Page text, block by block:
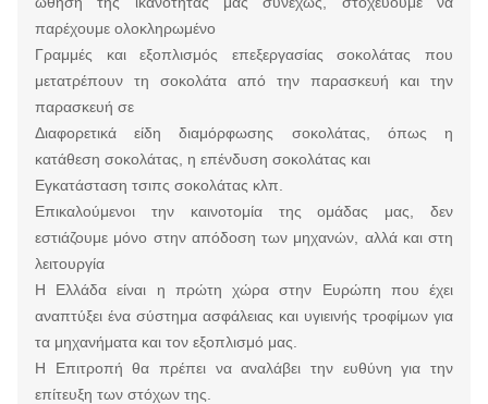
παρέχουμε ολοκληρωμένο
Γραμμές και εξοπλισμός επεξεργασίας σοκολάτας που
μετατρέπουν τη σοκολάτα από την παρασκευή και την
παρασκευή σε
Διαφορετικά είδη διαμόρφωσης σοκολάτας, όπως η
κατάθεση σοκολάτας, η επένδυση σοκολάτας και
Εγκατάσταση τσιπς σοκολάτας κλπ.
Επικαλούμενοι την καινοτομία της ομάδας μας, δεν
εστιάζουμε μόνο στην απόδοση των μηχανών, αλλά και στη
λειτουργία
Η Ελλάδα είναι η πρώτη χώρα στην Ευρώπη που έχει
αναπτύξει ένα σύστημα ασφάλειας και υγιεινής τροφίμων για
τα μηχανήματα και τον εξοπλισμό μας.
Η Επιτροπή θα πρέπει να αναλάβει την ευθύνη για την
επίτευξη των στόχων της.